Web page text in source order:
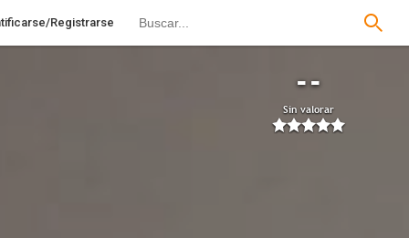
Registrarse
--
Sin valorar